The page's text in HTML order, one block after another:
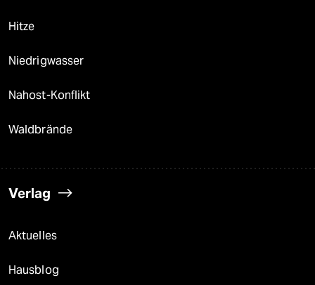
Hitze
Niedrigwasser
Nahost-Konflikt
Waldbrände
Verlag
Aktuelles
Hausblog